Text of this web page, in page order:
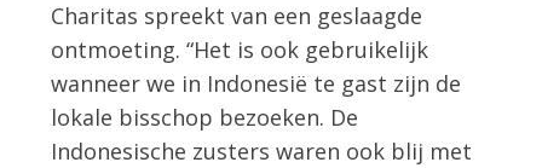
Charitas spreekt van een geslaagde
ontmoeting. “Het is ook gebruikelijk
wanneer we in Indonesië te gast zijn de
lokale bisschop bezoeken. De
Indonesische zusters waren ook blij met